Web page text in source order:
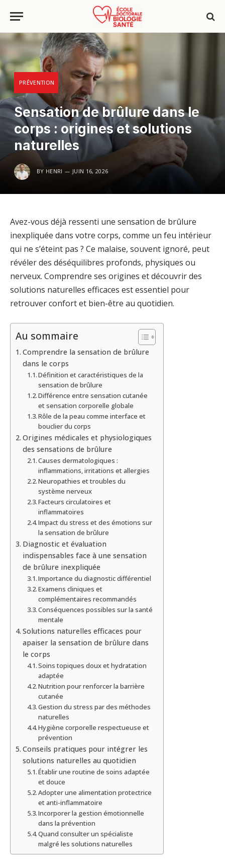
PRÉVENTION
Sensation de brûlure dans le
corps : origines et solutions
naturelles
BY HENRI JUIN 16, 2026
Avez-vous déjà ressenti une sensation de brûlure
inexpliquée dans votre corps, comme un feu intérieur
qui ne s’éteint pas ? Ce malaise, souvent ignoré, peut
révéler des déséquilibres profonds, physiques ou
nerveux. Comprendre ses origines et découvrir des
solutions naturelles efficaces est essentiel pour
retrouver confort et bien-être au quotidien.
Au sommaire
Comprendre la sensation de brûlure
dans le corps
Définition et caractéristiques de la
sensation de brûlure
Différence entre sensation cutanée
et sensation corporelle globale
Rôle de la peau comme interface et
bouclier du corps
Origines médicales et physiologiques
des sensations de brûlure
Causes dermatologiques :
inflammations, irritations et allergies
Neuropathies et troubles du
système nerveux
Facteurs circulatoires et
inflammatoires
Impact du stress et des émotions sur
la sensation de brûlure
Diagnostic et évaluation
indispensables face à une sensation
de brûlure inexpliquée
Importance du diagnostic différentiel
Examens cliniques et
complémentaires recommandés
Conséquences possibles sur la santé
mentale
Solutions naturelles efficaces pour
apaiser la sensation de brûlure dans
le corps
Soins topiques doux et hydratation
adaptée
Nutrition pour renforcer la barrière
cutanée
Gestion du stress par des méthodes
naturelles
Hygiène corporelle respectueuse et
prévention
Conseils pratiques pour intégrer les
solutions naturelles au quotidien
Établir une routine de soins adaptée
et douce
Adopter une alimentation protectrice
et anti-inflammatoire
Incorporer la gestion émotionnelle
dans la prévention
Quand consulter un spécialiste
malgré les solutions naturelles